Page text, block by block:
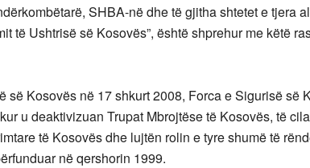
SHBA-në dhe të gjitha shtetet e tjera
të Ushtrisë së Kosovës”, është shprehur me këtë
së Kosovës në 17 shkurt 2008, Forca e Sigurisë së
u deaktivizuan Trupat Mbrojtëse të Kosovës, të
të Kosovës dhe lujtën rolin e tyre shumë të
në qershorin 1999.